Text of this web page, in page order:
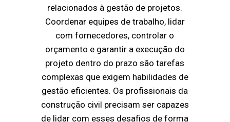
relacionados à gestão de projetos.
Coordenar equipes de trabalho, lidar
com fornecedores, controlar o
orçamento e garantir a execução do
projeto dentro do prazo são tarefas
complexas que exigem habilidades de
gestão eficientes. Os profissionais da
construção civil precisam ser capazes
de lidar com esses desafios de forma